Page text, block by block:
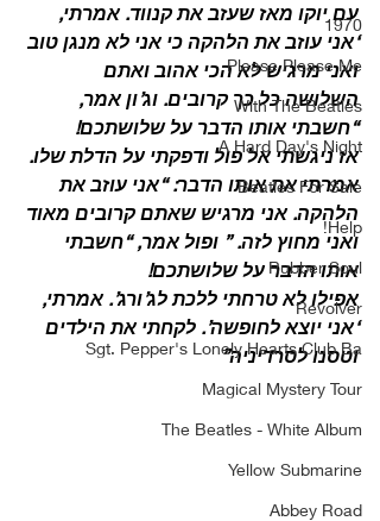
1970
Please Please Me
With The Beatles
A Hard Day's Night
Beatles For Sale
Help!
Rubber Soul
Revolver
Sgt. Pepper's Lonely Hearts Club Ba
Magical Mystery Tour
The Beatles - White Album
Yellow Submarine
Abbey Road
עם יוקו מאז שעזב את קנווד. אמרתי,
‘אני עוזב את הלהקה כי אני לא מנגן טוב
ואני מרגיש לא הכי אהוב ואתם
השלושה כל כך קרובים. וג’ון אמר,
“חשבתי אותו הדבר על שלושתכם!
אז ניגשתי אל פול ודפקתי על הדלת שלו.
אמרתי את אותו הדבר: “אני עוזב את
הלהקה. אני מרגיש שאתם קרובים מאוד
ואני מחוץ לזה. ” ופול אמר, “חשבתי
אותו הדבר על שלושתכם!
אפילו לא טרחתי ללכת לג’ורג’. אמרתי,
‘אני יוצא לחופשה’. לקחתי את הילדים
וטסנו לסרדיניה”